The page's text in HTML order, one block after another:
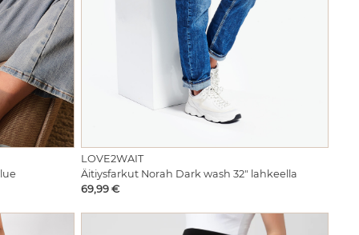
LOVE2WAIT
Äitiysfarkut Norah Dark wash 32" lahkeella
Hinta
69,99 €